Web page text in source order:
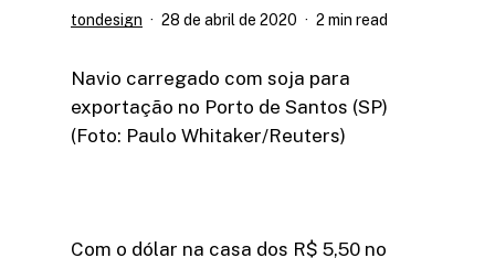
tondesign 28 de abril de 2020 2 min read
Navio carregado com soja para
exportação no Porto de Santos (SP)
(Foto: Paulo Whitaker/Reuters)
Com o dólar na casa dos R$ 5,50 no